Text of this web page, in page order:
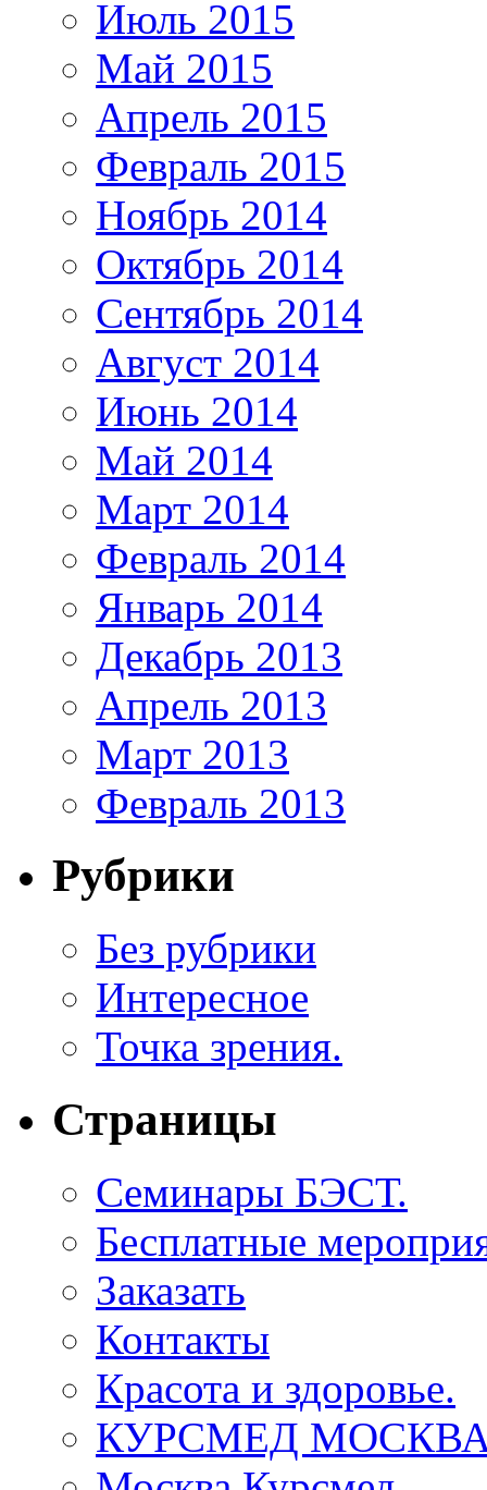
Июль 2015
Май 2015
Апрель 2015
Февраль 2015
Ноябрь 2014
Октябрь 2014
Сентябрь 2014
Август 2014
Июнь 2014
Май 2014
Март 2014
Февраль 2014
Январь 2014
Декабрь 2013
Апрель 2013
Март 2013
Февраль 2013
Рубрики
Без рубрики
Интересное
Точка зрения.
Страницы
Семинары БЭСТ.
Бесплатные
Заказать
Контакты
Красота и здоровье.
КУРСМЕД